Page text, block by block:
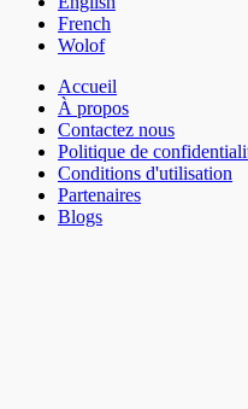
French
Wolof
Accueil
À propos
Contactez nous
Politique de
Conditions d'utilisation
Partenaires
Blogs